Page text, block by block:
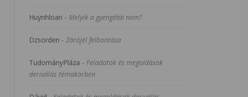
Huynhloan - Melyik a gyengébb nem?
Dzsorden - Zárójel felbontása
TudományPláza - Feladatok és megoldások
deriválás témakörben